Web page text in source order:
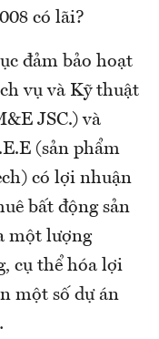
có lãi?
đảm bảo hoạt
vụ và Kỹ thuật
JSC.) và
(sản phẩm
có lợi nhuận
bất động sản
một lượng
cụ thể hóa lợi
một số dự án